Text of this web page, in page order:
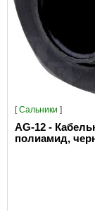
[Сальники ]
AG-12 -
полиамид,